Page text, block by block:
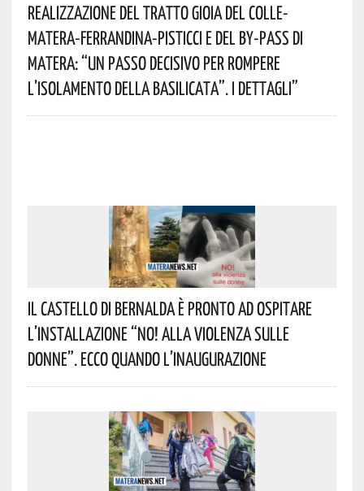
Realizzazione Del Tratto Gioia Del Colle-
Matera-Ferrandina-Pisticci E Del By-Pass Di
Matera: “Un Passo Decisivo Per Rompere
L’isolamento Della Basilicata”. I Dettagli”
Il Castello Di Bernalda È Pronto Ad Ospitare
L’installazione “NO! Alla Violenza Sulle
Donne”. Ecco Quando L’inaugurazione